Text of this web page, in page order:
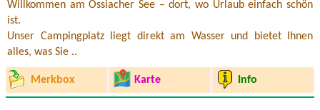
Willkommen am Ossiacher See – dort, wo Urlaub einfach schön
ist.
Unser Campingplatz liegt direkt am Wasser und bietet Ihnen
alles, was Sie ..
Merkbox Karte Info